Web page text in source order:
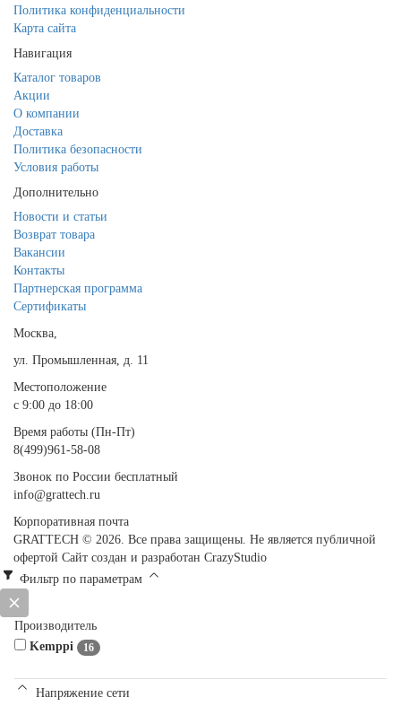
Политика конфиденциальности
Карта сайта
Навигация
Каталог товаров
Акции
О компании
Доставка
Политика безопасности
Условия работы
Дополнительно
Новости и статьи
Возврат товара
Вакансии
Контакты
Партнерская программа
Сертификаты
Москва,
ул. Промышленная, д. 11
Местоположение
с 9:00 до 18:00
Время работы (Пн-Пт)
8(499)961-58-08
Звонок по России бесплатный
info@grattech.ru
Корпоративная почта
GRATTECH © 2026. Все права защищены. Не является публичной
офертой Сайт создан и разработан CrazyStudio
Фильтр по параметрам
Производитель
Kemppi
16
Напряжение сети